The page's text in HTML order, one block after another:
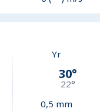
Yr
30°
22°
0,5 mm